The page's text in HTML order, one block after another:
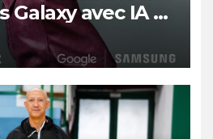
avec IA et